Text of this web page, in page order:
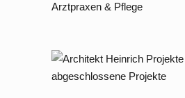
Arztpraxen & Pflege